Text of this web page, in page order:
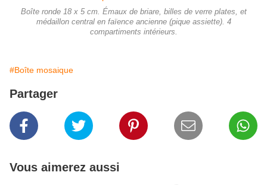
Boîte ronde 18 x 5 cm. Émaux de briare, billes de verre plates, et
médaillon central en faïence ancienne (pique assiette). 4
compartiments intérieurs.
#Boîte mosaique
Partager
Vous aimerez aussi